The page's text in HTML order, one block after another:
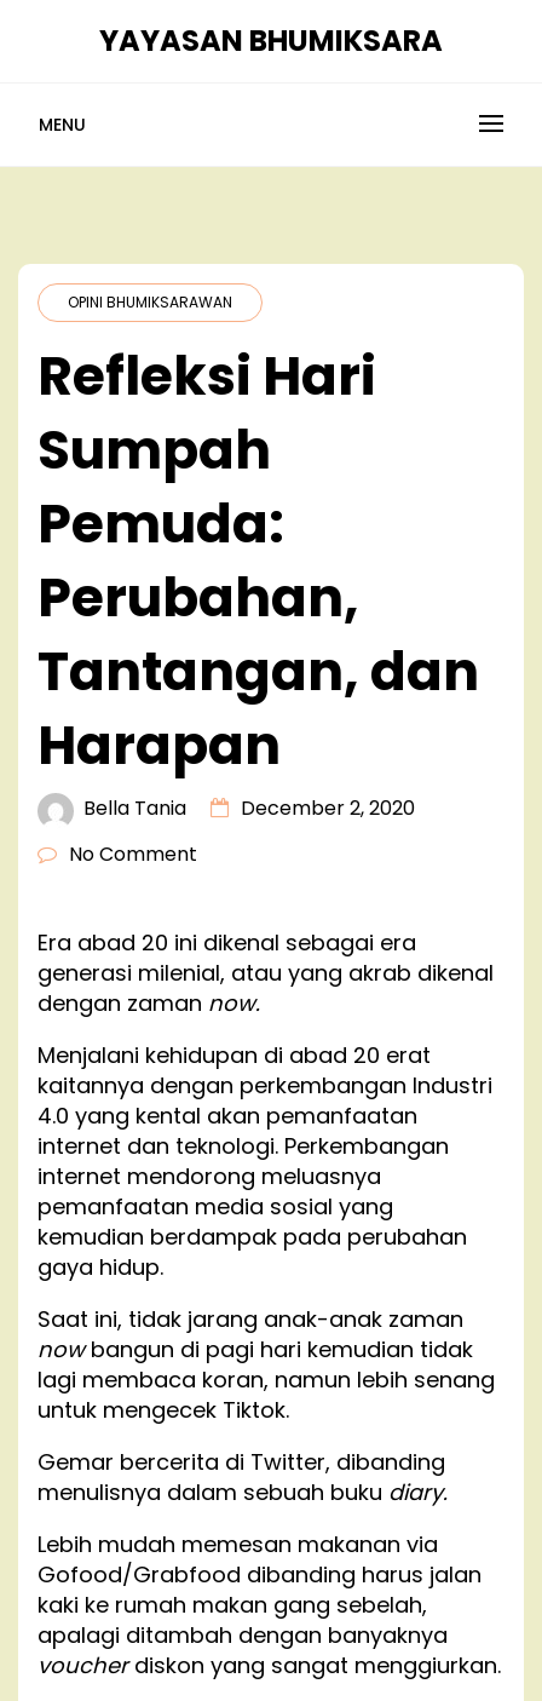
YAYASAN BHUMIKSARA
MENU
OPINI BHUMIKSARAWAN
Refleksi Hari
Sumpah
Pemuda:
Perubahan,
Tantangan, dan
Harapan
Bella Tania
December 2, 2020
No Comment
Era abad 20 ini dikenal sebagai era
generasi milenial, atau yang akrab dikenal
dengan zaman now.
Menjalani kehidupan di abad 20 erat
kaitannya dengan perkembangan Industri
4.0 yang kental akan pemanfaatan
internet dan teknologi. Perkembangan
internet mendorong meluasnya
pemanfaatan media sosial yang
kemudian berdampak pada perubahan
gaya hidup.
Saat ini, tidak jarang anak-anak zaman
nowbangun di pagi hari kemudian tidak
lagi membaca koran, namun lebih senang
untuk mengecek Tiktok.
Gemar bercerita di Twitter, dibanding
menulisnya dalam sebuah buku diary.
Lebih mudah memesan makanan via
Gofood/Grabfood dibanding harus jalan
kaki ke rumah makan gang sebelah,
apalagi ditambah dengan banyaknya
voucherdiskon yang sangat menggiurkan.